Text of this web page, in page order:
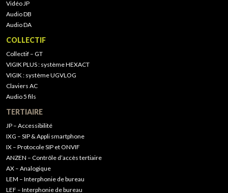
Vidéo JP
Audio DB
Audio DA
COLLECTIF
Collectif – GT
VIGIK PLUS : système HEXACT
VIGIK : système UGVLOG
Claviers AC
Audio 5 fils
TERTIAIRE
JP – Accessibilité
IXG – SIP & Appli smartphone
IX – Protocole SIP et ONVIF
ANZEN – Contrôle d’accès tertiaire
AX – Analogique
LEM – Interphonie de bureau
LEF – Interphonie de bureau